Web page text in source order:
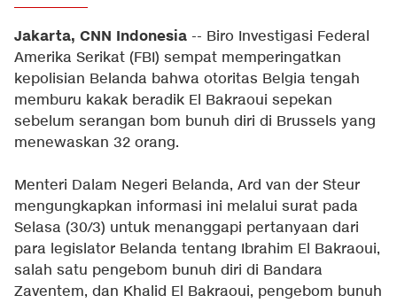
Jakarta, CNN Indonesia -- Biro Investigasi Federal
Amerika Serikat (FBI) sempat memperingatkan
kepolisian Belanda bahwa otoritas Belgia tengah
memburu kakak beradik El Bakraoui sepekan
sebelum serangan bom bunuh diri di Brussels yang
menewaskan 32 orang.
Menteri Dalam Negeri Belanda, Ard van der Steur
mengungkapkan informasi ini melalui surat pada
Selasa (30/3) untuk menanggapi pertanyaan dari
para legislator Belanda tentang Ibrahim El Bakraoui,
salah satu pengebom bunuh diri di Bandara
Zaventem, dan Khalid El Bakraoui, pengebom bunuh